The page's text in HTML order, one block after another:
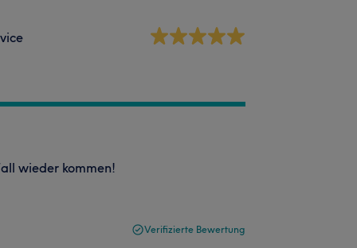
wieder kommen!
Verifizierte Bewertung